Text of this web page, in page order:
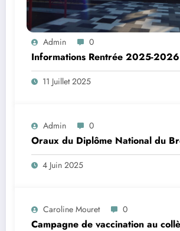
Admin 0
Informations Rentrée 2025-2026
11 Juillet 2025
Admin 0
Oraux du Diplôme National du
4 Juin 2025
Caroline Mouret 0
Campagne de vaccination au